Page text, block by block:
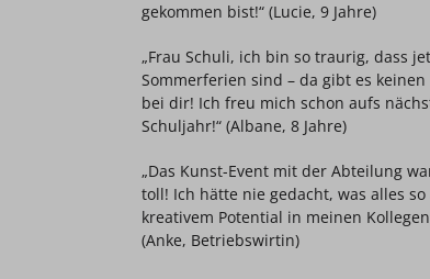
gekommen bist!“ (Lucie, 9 Jahre)
„Frau Schuli, ich bin so traurig, dass
Sommerferien sind – da gibt es
bei dir! Ich freu mich schon aufs
Schuljahr!“ (Albane, 8 Jahre)
„Das Kunst-Event mit der Abteilung
toll! Ich hätte nie gedacht, was alles so
kreativem Potential in meinen
(Anke, Betriebswirtin)